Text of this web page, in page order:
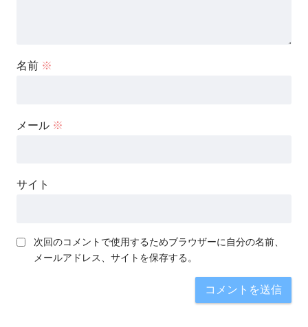
名前 ※
メール ※
サイト
次回のコメントで使用するためブラウザーに自分の名前、
メールアドレス、サイトを保存する。